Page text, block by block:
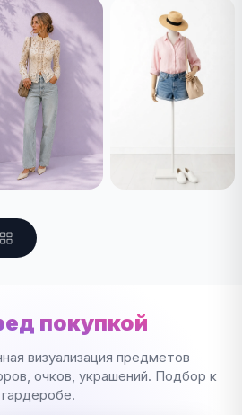
покупкой
визуализация предметов
очков, украшений. Подбор к